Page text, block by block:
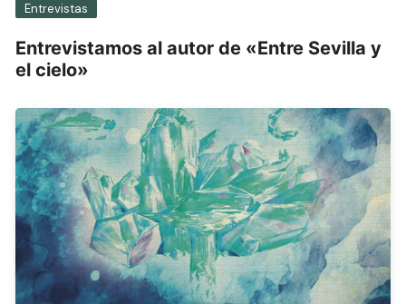
Entrevistas
Entrevistamos al autor de «Entre Sevilla y
el cielo»